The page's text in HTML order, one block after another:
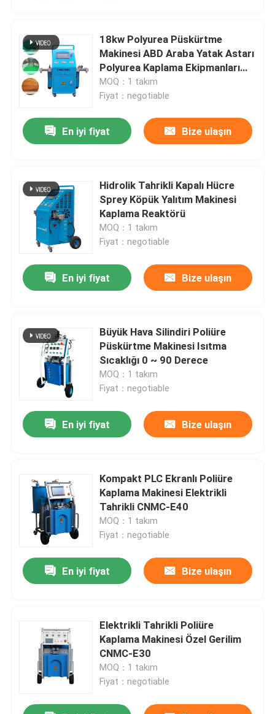
18kw Polyurea Püskürtme
Makinesi ABD Araba Yatak Astarı
Polyurea Kaplama Ekipmanları
H800
MOQ：1 takım
Fiyat：negotiable
En iyi fiyat Bize ulaşın
Hidrolik Tahrikli Kapalı Hücre
Sprey Köpük Yalıtım Makinesi
Kaplama Reaktörü
MOQ：1 takım
Fiyat：negotiable
En iyi fiyat Bize ulaşın
Büyük Hava Silindiri Poliüre
Püskürtme Makinesi Isıtma
Sıcaklığı 0 ~ 90 Derece
MOQ：1 takım
Fiyat：negotiable
En iyi fiyat Bize ulaşın
Kompakt PLC Ekranlı Poliüre
Kaplama Makinesi Elektrikli
Tahrikli CNMC-E40
MOQ：1 takım
Fiyat：negotiable
En iyi fiyat Bize ulaşın
Elektrikli Tahrikli Poliüre
Kaplama Makinesi Özel Gerilim
CNMC-E30
MOQ：1 takım
Fiyat：negotiable